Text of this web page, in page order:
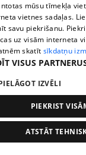
pirms 1 nedēļas, 1
Melleņu zelta
cenu?
409. epizode
mūsu tīmekļa
vietnes sadaļas.
savu piekrišanu.
uz visām interneta
skatīt sīkdatņu
VISUS
IZVĒLI
PIEKRIST
ATSTĀT